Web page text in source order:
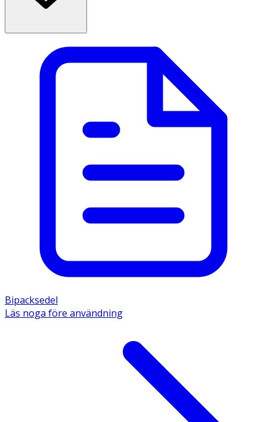
Bipacksedel
Läs noga före användning